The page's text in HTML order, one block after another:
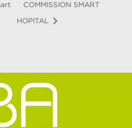
COMMISSION SMART
HOPITAL